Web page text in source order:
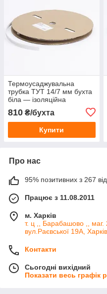
Термоусаджувальна
трубка ТУТ 14/7 мм бухта
біла — ізоляційна
термоусадка для проводів
та кабелю
810 ₴/бухта
Купити
Про нас
95% позитивних з 267
Працює з 11.08.2011
м. Харків
т. ц ,, Барабашово ,, маг.
вул.Раєвської 19А,
Контакти
Сьогодні вихідний
Показати весь графік